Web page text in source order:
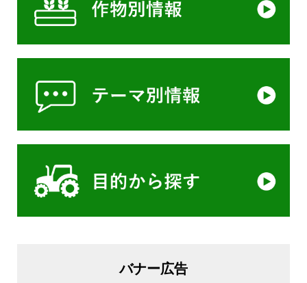
バナー広告